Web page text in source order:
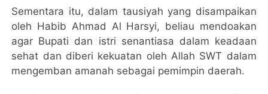
Sementara itu, dalam tausiyah yang disampaikan
oleh Habib Ahmad Al Harsyi, beliau mendoakan
agar Bupati dan istri senantiasa dalam keadaan
sehat dan diberi kekuatan oleh Allah SWT dalam
mengemban amanah sebagai pemimpin daerah.